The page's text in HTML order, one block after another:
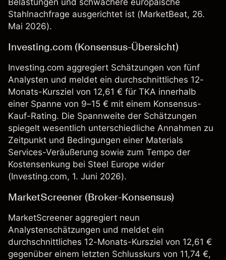
Belastungen und schwächere europäische
Stahlnachfrage ausgerichtet ist (MarketBeat, 26.
Mai 2026).
Investing.com (Konsensus-Übersicht)
Investing.com aggregiert Schätzungen von fünf
Analysten und meldet ein durchschnittliches 12-
Monats-Kursziel von 12,61 € für TKA innerhalb
einer Spanne von 9–15 € mit einem Konsensus-
Kauf-Rating. Die Spannweite der Schätzungen
spiegelt wesentlich unterschiedliche Annahmen zu
Zeitpunkt und Bedingungen einer Materials
Services-Veräußerung sowie zum Tempo der
Kostensenkung bei Steel Europe wider
(Investing.com, 1. Juni 2026).
MarketScreener (Broker-Konsensus)
MarketScreener aggregiert neun
Analystenschätzungen und meldet ein
durchschnittliches 12-Monats-Kursziel von 12,61 €
gegenüber einem letzten Schlusskurs von 11,74 €,